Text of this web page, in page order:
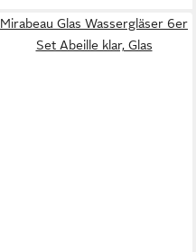
Mirabeau Glas Wassergläser 6er
Set Abeille klar, Glas